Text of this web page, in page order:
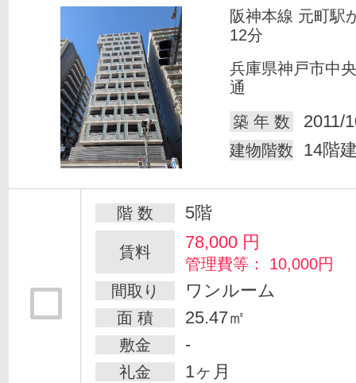
阪神本線 元町駅
12分
兵庫県神戸市中
通
築 年 数
2011/
建物階数 14階
階 数 5階
賃料 78,000 円
管理費等： 10,000円
間取り
ワンルーム
面 積 25.47㎡
敷金 -
礼金 1ヶ月